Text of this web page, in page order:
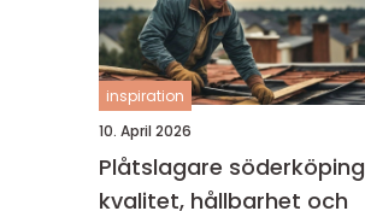
inspiration
10. April 2026
Plåtslagare söderköping
kvalitet, hållbarhet och